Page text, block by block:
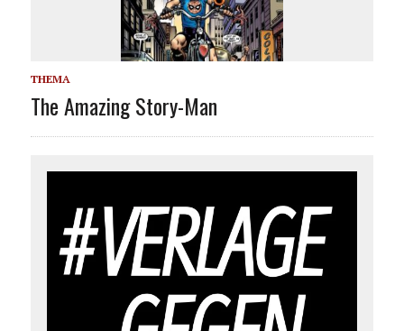
THEMA
The Amazing Story-Man